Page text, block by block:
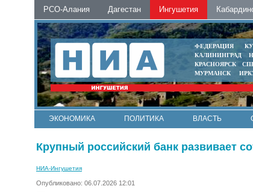
РСО-Алания Дагестан Ингушетия
ФЕДЕРАЦИЯ
КАЛИНИНГРАД
КРАСНОЯРСК
МУРМАНСК
ЭКОНОМИКА ПОЛИТИКА ВЛАСТЬ
Крупный российский банк развивает
НИА-Ингушетия
Опубликовано: 06.07.2026 12:01